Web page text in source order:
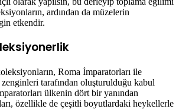
ardından da müzelerin
etkendir.
Roma İmparatorları ile
zenginleri tarafından oluşturulduğu kabul
ülkenin dört bir yanından
özellikle de çeşitli boyutlardaki heykellerle